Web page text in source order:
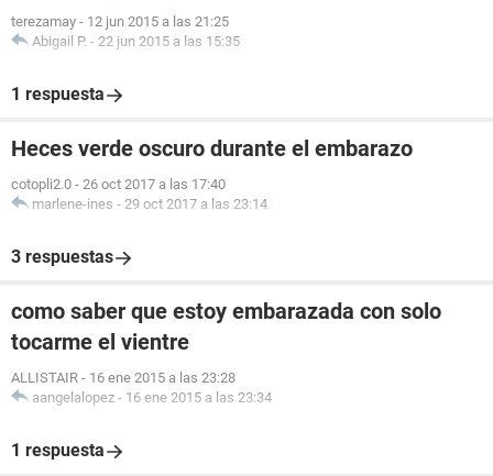
terezamay - 12 jun 2015 a las 21:25
Abigail P. - 22 jun 2015 a las 15:35
1 respuesta
Heces verde oscuro durante el embarazo
cotopli2.0 - 26 oct 2017 a las 17:40
marlene-ines - 29 oct 2017 a las 23:14
3 respuestas
como saber que estoy embarazada con solo
tocarme el vientre
ALLISTAIR - 16 ene 2015 a las 23:28
aangelalopez - 16 ene 2015 a las 23:34
1 respuesta